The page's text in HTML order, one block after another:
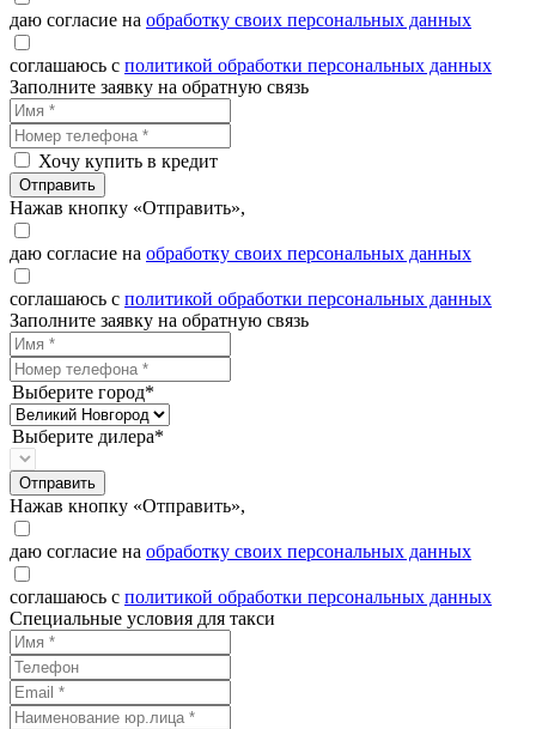
даю согласие на обработку своих персональных данных
соглашаюсь с политикой обработки персональных данных
Заполните заявку на обратную связь
Хочу купить в кредит
Отправить
Нажав кнопку «Отправить»,
даю согласие на обработку своих персональных данных
соглашаюсь с политикой обработки персональных данных
Заполните заявку на обратную связь
Выберите город*
Выберите дилера*
Отправить
Нажав кнопку «Отправить»,
даю согласие на обработку своих персональных данных
соглашаюсь с политикой обработки персональных данных
Специальные условия для такси